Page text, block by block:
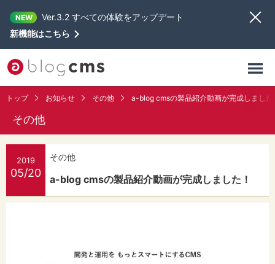
NEW
Ver.3.2 すべての体験をアップデート
新機能はこちら
トップ お知らせ その他 a-blog cmsの製品紹介動画が完成しました
その他
2019
05/20
その他
a-blog cmsの製品紹介動画が完成しました！